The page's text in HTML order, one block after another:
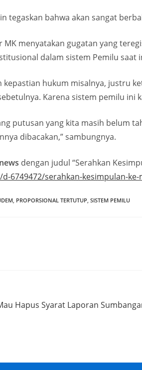
tegaskan bahwa akan sangat
menyatakan gugatan yang
dalam sistem Pemilu saat
kepastian hukum misalnya, justru
Karena sistem pemilu ini
putusan yang kita masih belum
dibacakan,” sambungnya.
dengan judul “Serahkan
6749472/serahkan-kesimpulan-
, PROPORSIONAL TERTUTUP, SISTEM PEMILU
Hapus Syarat Laporan